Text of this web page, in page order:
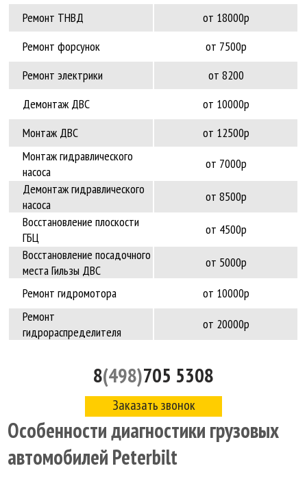
Ремонт ТНВД
от 18000р
Ремонт форсунок
от 7500р
Ремонт электрики
от 8200
Демонтаж ДВС
от 10000р
Монтаж ДВС
от 12500р
Монтаж гидравлического
насоса
от 7000р
Демонтаж гидравлического
насоса
от 8500р
Восстановление плоскости
ГБЦ
от 4500р
Восстановление посадочного
места Гильзы ДВС
от 5000р
Ремонт гидромотора
от 10000р
Ремонт
гидрораспределителя
от 20000р
8(498)705 5308
Заказать звонок
Особенности диагностики грузовых
автомобилей Peterbilt